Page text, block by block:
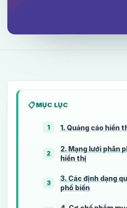
MỤC LỤC
1 1. Quảng cáo hiển
2
2. Mạng lưới phân
hiển thị
3
3. Các định dạng
phổ biến